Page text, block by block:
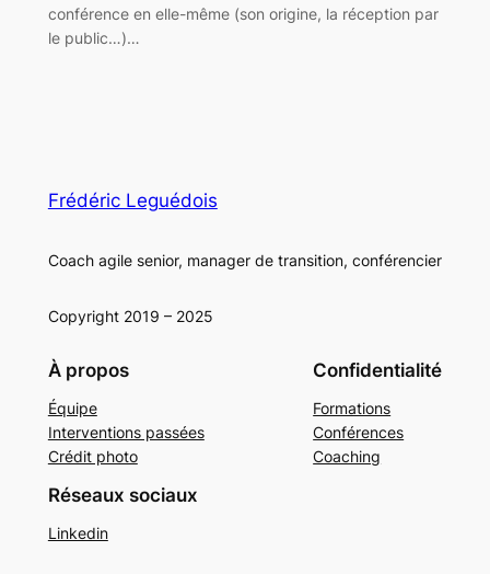
conférence en elle-même (son origine, la réception par
le public…)…
Frédéric Leguédois
Coach agile senior, manager de transition, conférencier
Copyright 2019 – 2025
À propos
Équipe
Interventions passées
Crédit photo
Confidentialité
Formations
Conférences
Coaching
Réseaux sociaux
Linkedin